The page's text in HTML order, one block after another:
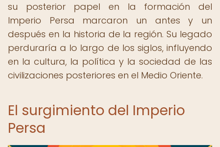
su posterior papel en la formación del
Imperio Persa marcaron un antes y un
después en la historia de la región. Su legado
perduraría a lo largo de los siglos, influyendo
en la cultura, la política y la sociedad de las
civilizaciones posteriores en el Medio Oriente.
El surgimiento del Imperio
Persa